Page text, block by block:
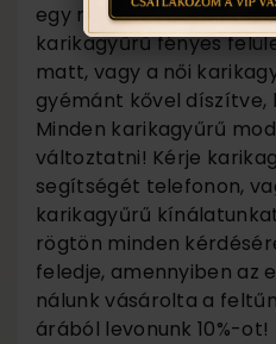
egy modellünkön,
karikagyűrű fényes
matt, vagy a női
gyémánt kővel díszítve,
Minden karikagyűrű
változtatni! Kérje
segítségét telefonon,
karikagyűrű
rögtön minden
feledje, amennyiben az
nálunk vásárolta a
árából levonunk 10%-ot!